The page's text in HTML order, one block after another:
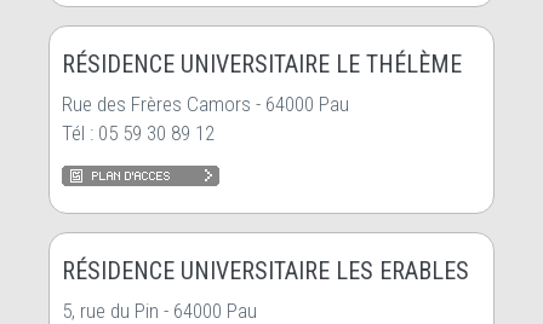
RÉSIDENCE UNIVERSITAIRE LE THÉLÈME
Rue des Frères Camors - 64000 Pau
Tél : 05 59 30 89 12
RÉSIDENCE UNIVERSITAIRE LES ERABLES
5, rue du Pin - 64000 Pau